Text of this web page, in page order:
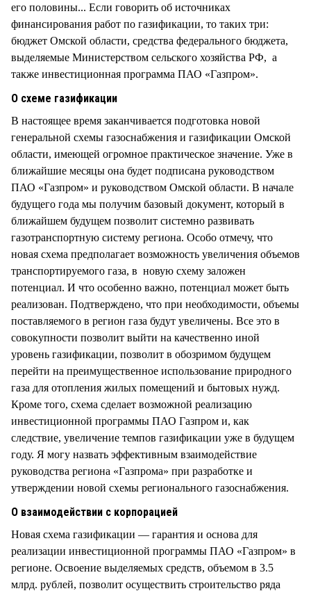
его половины... Если говорить об источниках
финансирования работ по газификации, то таких три:
бюджет Омской области, средства федерального бюджета,
выделяемые Министерством сельского хозяйства РФ, а
также инвестиционная программа ПАО «Газпром».
О схеме газификации
В настоящее время заканчивается подготовка новой
генеральной схемы газоснабжения и газификации Омской
области, имеющей огромное практическое значение. Уже в
ближайшие месяцы она будет подписана руководством
ПАО «Газпром» и руководством Омской области. В начале
будущего года мы получим базовый документ, который в
ближайшем будущем позволит системно развивать
газотранспортную систему региона. Особо отмечу, что
новая схема предполагает возможность увеличения объемов
транспортируемого газа, в новую схему заложен
потенциал. И что особенно важно, потенциал может быть
реализован. Подтверждено, что при необходимости, объемы
поставляемого в регион газа будут увеличены. Все это в
совокупности позволит выйти на качественно иной
уровень газификации, позволит в обозримом будущем
перейти на преимущественное использование природного
газа для отопления жилых помещений и бытовых нужд.
Кроме того, схема сделает возможной реализацию
инвестиционной программы ПАО Газпром и, как
следствие, увеличение темпов газификации уже в будущем
году. Я могу назвать эффективным взаимодействие
руководства региона «Газпрома» при разработке и
утверждении новой схемы регионального газоснабжения.
О взаимодействии с корпорацией
Новая схема газификации — гарантия и основа для
реализации инвестиционной программы ПАО «Газпром» в
регионе. Освоение выделяемых средств, объемом в 3.5
млрд. рублей, позволит осуществить строительство ряда